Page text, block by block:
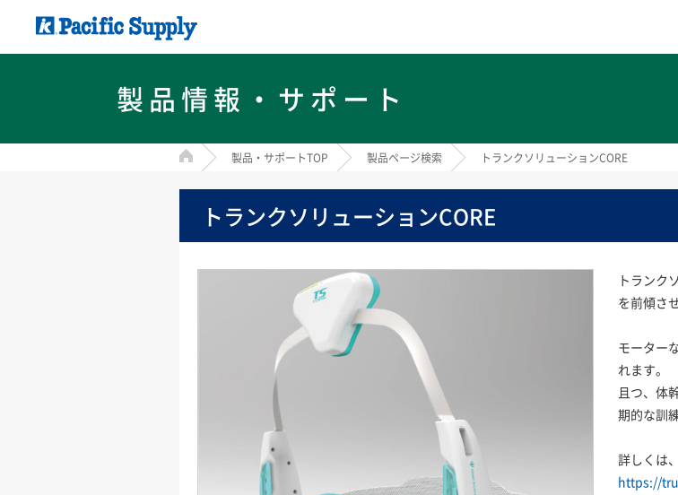
製品情報・サポート
HOME 製品・サポートTOP 製品ページ検索 トランクソリューションCORE
トランクソリューションCORE
トランク
を前傾さ
モーター
れます。
且つ、体
期的な訓
詳しくは
https://